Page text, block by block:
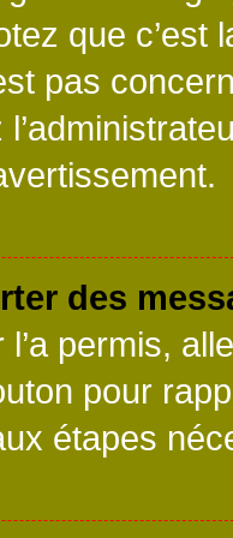
que c’est
pas
des
l’a permis,
pour
étapes